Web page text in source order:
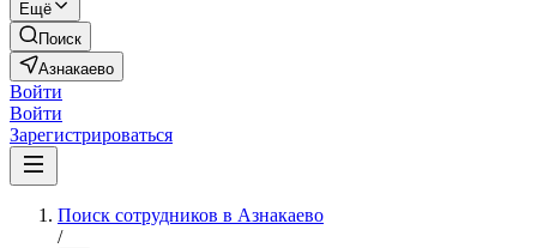
Ещё
Поиск
Азнакаево
Войти
Войти
Зарегистрироваться
Поиск сотрудников в Азнакаево
/